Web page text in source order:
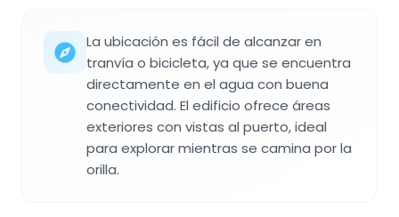
La ubicación es fácil de alcanzar en
tranvía o bicicleta, ya que se encuentra
directamente en el agua con buena
conectividad. El edificio ofrece áreas
exteriores con vistas al puerto, ideal
para explorar mientras se camina por la
orilla.